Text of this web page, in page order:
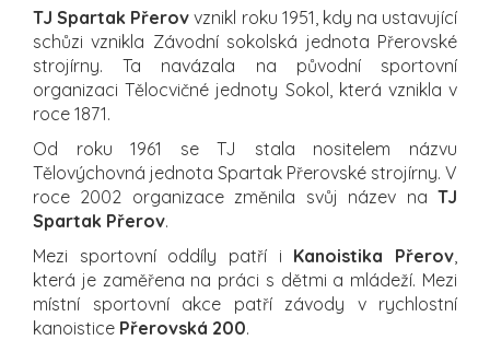
TJ Spartak Přerov vznikl roku 1951, kdy na ustavující
schůzi vznikla Závodní sokolská jednota Přerovské
strojírny. Ta navázala na původní sportovní
organizaci Tělocvičné jednoty Sokol, která vznikla v
roce 1871.
Od roku 1961 se TJ stala nositelem názvu
Tělovýchovná jednota Spartak Přerovské strojírny. V
roce 2002 organizace změnila svůj název na TJ
Spartak Přerov.
Mezi sportovní oddíly patří i Kanoistika Přerov
která je zaměřena na práci s dětmi a mládeží. Mezi
místní sportovní akce patří závody v rychlostní
kanoistice Přerovská 200.